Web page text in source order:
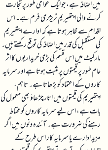
میں اضافہ ہے، جو ایک عوامی طور پر تجارت
کرنے والی ایتھیریم ٹریژری فرم ہے۔ اس
اقدام سے ظاہر ہوتا ہے کہ ادارے ایتھیریم
کی مستقبل کی قدر میں اضافہ کی توقع رکھتے ہیں۔
مارکیٹ میں اس قسم کی بڑی خریداریوں کا اثر
عام طور پر قیمتوں پر مثبت ہوتا ہے اور سرمایہ
کاروں کے اعتماد کو بڑھاتا ہے۔ تاہم،
ایتھیریم کی قیمتوں میں اتار چڑھاؤ بھی معمول کی
بات ہے، اس لیے سرمایہ کاروں کو محتاط
رہنے کی ضرورت ہے۔ آئندہ دنوں میں اگر
مزید ادارے یا سرمایہ کار اس طرح کے